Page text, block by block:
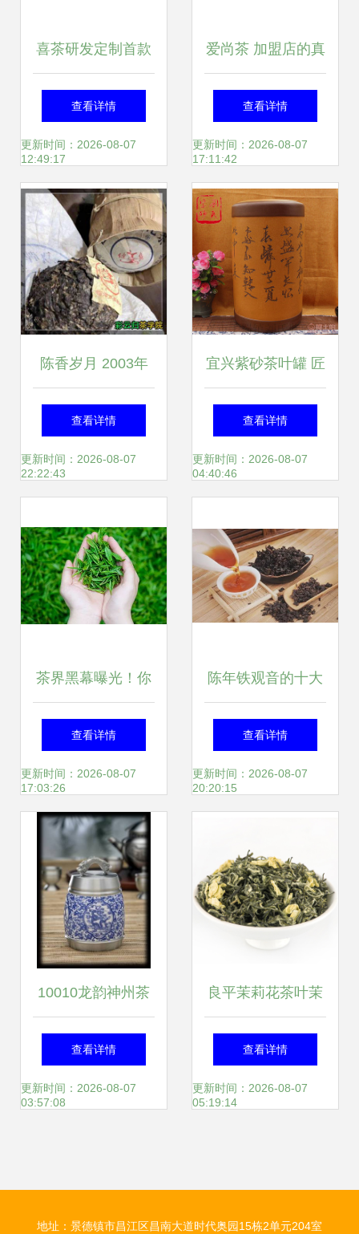
喜茶研发定制首款
新茶饮专用奶 从茶
叶内卷到奶源革
命，原料战进入新
高度
查看详情
更新时间：2026-08-07
12:49:17
爱尚茶 加盟店的真
实体验与茶叶品质
全解析
查看详情
更新时间：2026-08-07
17:11:42
陈香岁月 2003年
福海茶厂勐海七子
饼与玉润女儿茶探
查看详情
更新时间：2026-08-07
22:22:43
宜兴紫砂茶叶罐 匠
心独运的醒茶之
器，收藏与品味的
查看详情
更新时间：2026-08-07
04:40:46
茶界黑幕曝光！你
喝下的每一口茶，
都可能藏着这个致
命陷阱
查看详情
更新时间：2026-08-07
17:03:26
陈年铁观音的十大
妙用 岁月沉淀的茶
中珍品
查看详情
更新时间：2026-08-07
20:20:15
10010龙韵神州茶
叶罐(大号) 价格、
厂家、图片与工艺
查看详情
更新时间：2026-08-07
03:57:08
良平茉莉花茶叶茉
莉绿茶茉莉茶茉莉
花茶小袋装浓香型
查看详情
更新时间：2026-08-07
05:19:14
地址：景德镇市昌江区昌南大道时代奥园15栋2单元204室